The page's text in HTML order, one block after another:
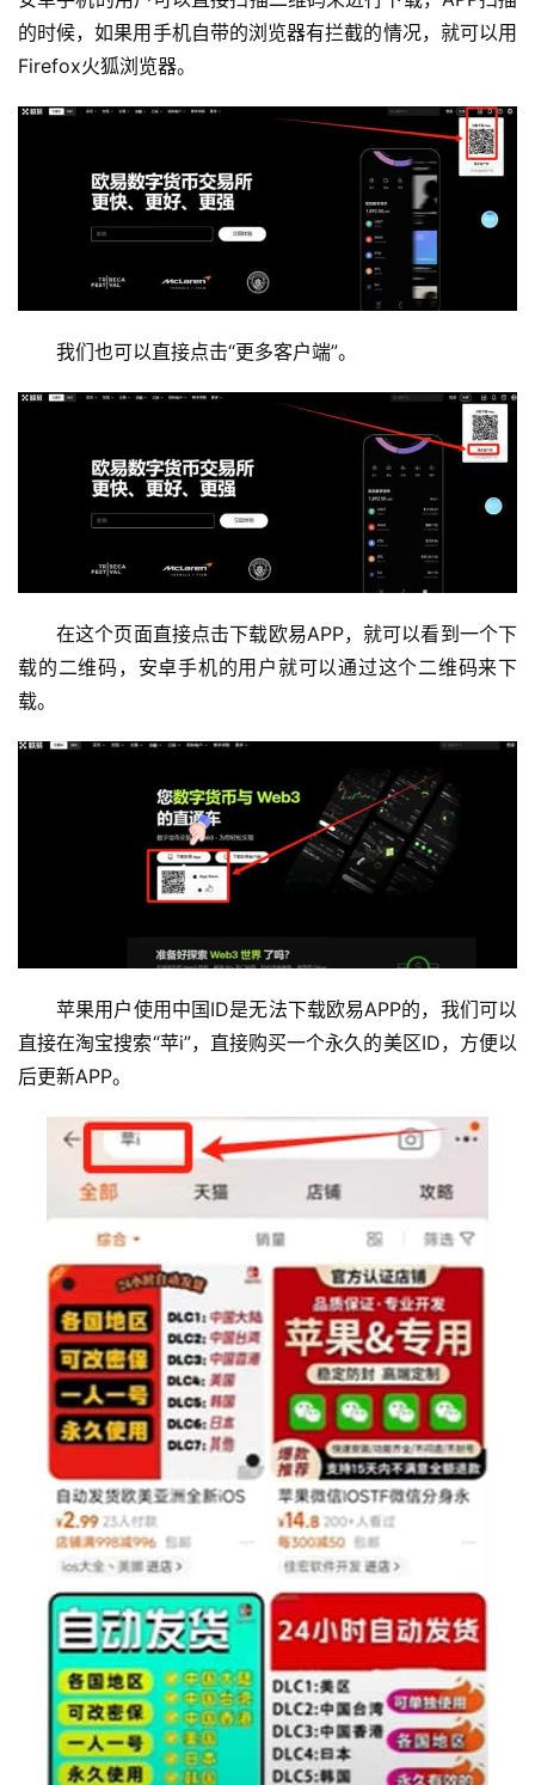
的时候，如果用手机自带的浏览器有拦截的情况，就可以用
Firefox火狐浏览器。
我们也可以直接点击“更多客户端”。
在这个页面直接点击下载欧易APP，就可以看到一个下
载的二维码，安卓手机的用户就可以通过这个二维码来下
载。
苹果用户使用中国ID是无法下载欧易APP的，我们可以
直接在淘宝搜索“苹i”，直接购买一个永久的美区ID，方便以
后更新APP。